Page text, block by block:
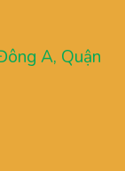
A, Quận